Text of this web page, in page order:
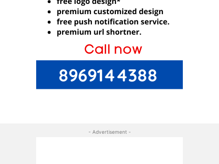
- Advertisement -